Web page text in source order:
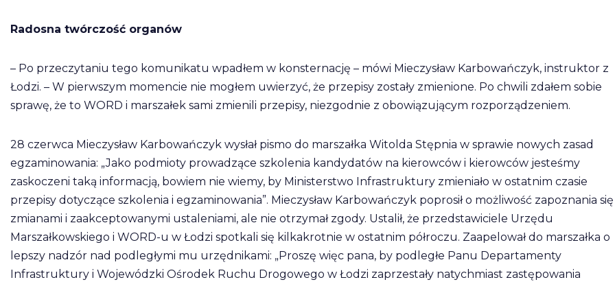
Radosna twórczość organów
– Po przeczytaniu tego komunikatu wpadłem w konsternację – mówi Mieczysław Karbowańczyk, instruktor z
Łodzi. – W pierwszym momencie nie mogłem uwierzyć, że przepisy zostały zmienione. Po chwili zdałem sobie
sprawę, że to WORD i marszałek sami zmienili przepisy, niezgodnie z obowiązującym rozporządzeniem.
28 czerwca Mieczysław Karbowańczyk wysłał pismo do marszałka Witolda Stępnia w sprawie nowych zasad
egzaminowania: „Jako podmioty prowadzące szkolenia kandydatów na kierowców i kierowców jesteśmy
zaskoczeni taką informacją, bowiem nie wiemy, by Ministerstwo Infrastruktury zmieniało w ostatnim czasie
przepisy dotyczące szkolenia i egzaminowania”. Mieczysław Karbowańczyk poprosił o możliwość zapoznania
zmianami i zaakceptowanymi ustaleniami, ale nie otrzymał zgody. Ustalił, że przedstawiciele Urzędu
Marszałkowskiego i WORD-u w Łodzi spotkali się kilkakrotnie w ostatnim półroczu. Zaapelował do marszałka o
lepszy nadzór nad podległymi mu urzędnikami: „Proszę więc pana, by podległe Panu Departamenty
Infrastruktury i Wojewódzki Ośrodek Ruchu Drogowego w Łodzi zaprzestały natychmiast zastępowania